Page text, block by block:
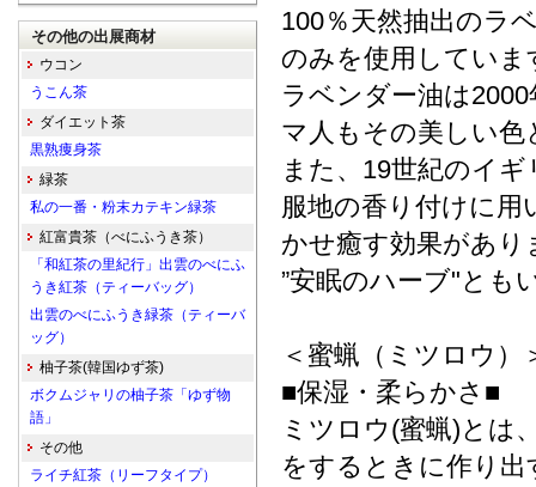
100％天然抽出のラ
のみを使用していま
ラベンダー油は
マ人もその美しい
また、19世紀のイ
服地の香り付けに用
かせ癒す効果があり
”安眠のハーブ"とも
＜蜜蝋（ミツロウ）
■保湿・柔らかさ■
ミツロウ(蜜蝋)とは
をするときに作り
その他の出展商材
ウコン
うこん茶
ダイエット茶
黒熟痩身茶
緑茶
私の一番・粉末カテキン緑茶
紅富貴茶（べにふうき茶）
「和紅茶の里紀行」出雲のべにふ
うき紅茶（ティーバッグ）
出雲のべにふうき緑茶（ティーバ
ッグ）
柚子茶(韓国ゆず茶)
ボクムジャリの柚子茶「ゆず物
語」
その他
ライチ紅茶（リーフタイプ）